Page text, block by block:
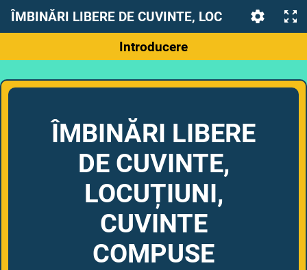
Introducere
ÎMBINĂRI LIBERE
DE CUVINTE,
LOCUȚIUNI,
CUVINTE
COMPUSE